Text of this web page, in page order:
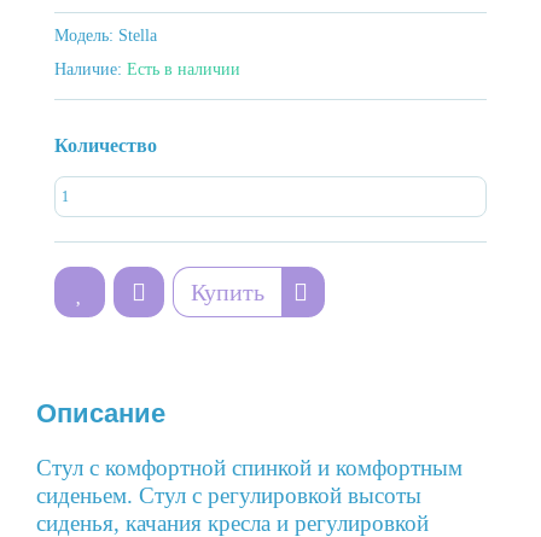
Модель: Stella
Наличие: Есть в наличии
Количество
Купить
Описание
Стул с комфортной спинкой и комфортным
сиденьем. Стул с регулировкой высоты
сиденья, качания кресла и регулировкой